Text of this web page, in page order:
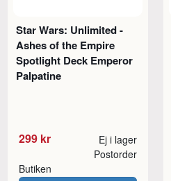
Star Wars: Unlimited -
Ashes of the Empire
Spotlight Deck Emperor
Palpatine
299 kr Ej i lager
Butiken
Postorder